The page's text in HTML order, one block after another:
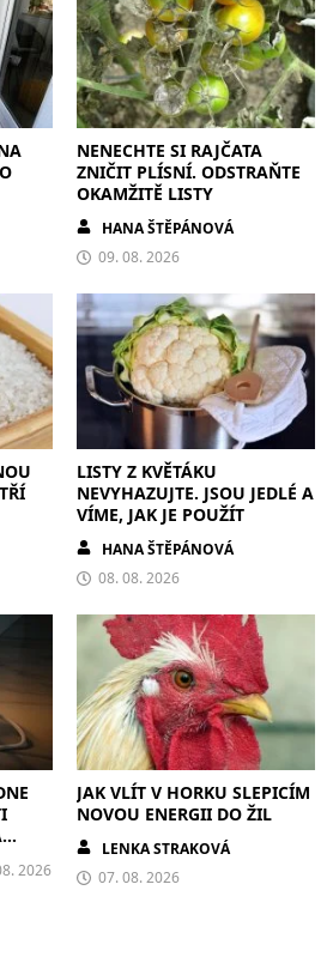
NENECHTE SI RAJČATA
ZNIČIT PLÍSNÍ. ODSTRAŇTE
OKAMŽITĚ LISTY
HANA ŠTĚPÁNOVÁ
09. 08. 2026
LISTY Z KVĚTÁKU
NEVYHAZUJTE. JSOU JEDLÉ A
VÍME, JAK JE POUŽÍT
HANA ŠTĚPÁNOVÁ
08. 08. 2026
2026
JAK VLÍT V HORKU SLEPICÍM
NOVOU ENERGII DO ŽIL
LENKA STRAKOVÁ
07. 08. 2026